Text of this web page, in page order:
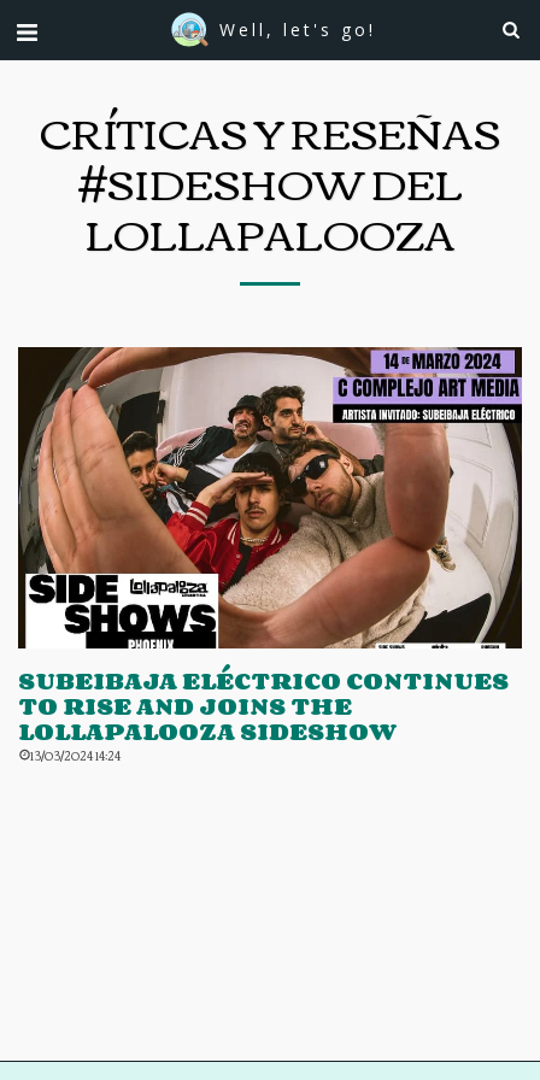
Well, let's go!
CRÍTICAS Y RESEÑAS
#SIDESHOW DEL
LOLLAPALOOZA
SUBEIBAJA ELÉCTRICO CONTINUES
TO RISE AND JOINS THE
LOLLAPALOOZA SIDESHOW
13/03/2024 14:24